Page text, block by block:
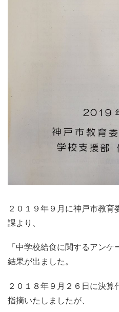
２０１９年９月に神戸市教育
課より、
「中学校給食に関するアン
結果が出ました。
２０１８年９月２６日に決
指摘いたしましたが、